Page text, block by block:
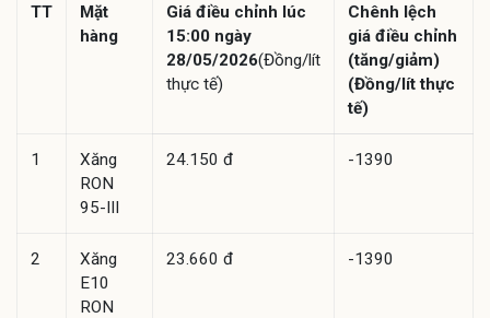
TT
Mặt
hàng
Giá điều chỉnh lúc
15:00 ngày
28/05/2026(Đồng/lít
thực tế)
Chênh lệch
giá điều chỉnh
(tăng/giảm)
(Đồng/lít thực
tế)
1
Xăng
RON
95-III
24.150 đ -1390
2
Xăng
E10
RON
23.660 đ -1390